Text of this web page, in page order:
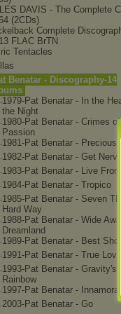
DAVIS - The Complete
(2CDs)
Complete
FLAC BrTN
Tentacles
Benatar - Discography-14
1979-Pat Benatar - In the
the Night
1980-Pat Benatar - Crimes of
Passion
1981-Pat Benatar - Precious
1982-Pat Benatar - Get
1983-Pat Benatar - Live
1984-Pat Benatar - Tropico
1985-Pat Benatar - Seven The
Hard Way
1988-Pat Benatar - Wide
Dreamland
1989-Pat Benatar - Best Shot
1991-Pat Benatar - True Love
1993-Pat Benatar - Gravity's
Rainbow
1997-Pat Benatar - Innamora
2003-Pat Benatar - Go